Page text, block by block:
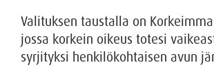
Valituksen taustalla on
jossa korkein oikeus totesi
syrjityksi henkilökohtaisen avun